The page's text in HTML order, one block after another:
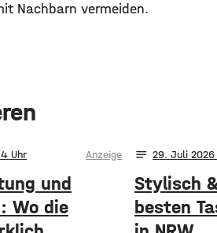
Nachbarn vermeiden.
Anzeige
und
Wo die
notes 29. Juli
Stylisch
besten